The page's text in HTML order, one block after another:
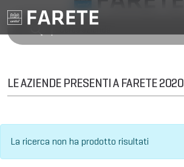
LE AZIENDE PRESENTI A FARETE 2020
La ricerca non ha prodotto risultati